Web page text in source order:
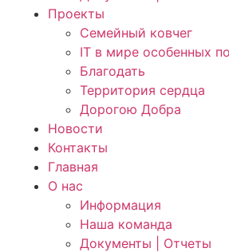
Проекты
Семейный ковчег
IT в мире особенных
Благодать
Территория сердца
Дорогою Добра
Новости
Контакты
Главная
О нас
Информация
Наша команда
Документы | Отчеты